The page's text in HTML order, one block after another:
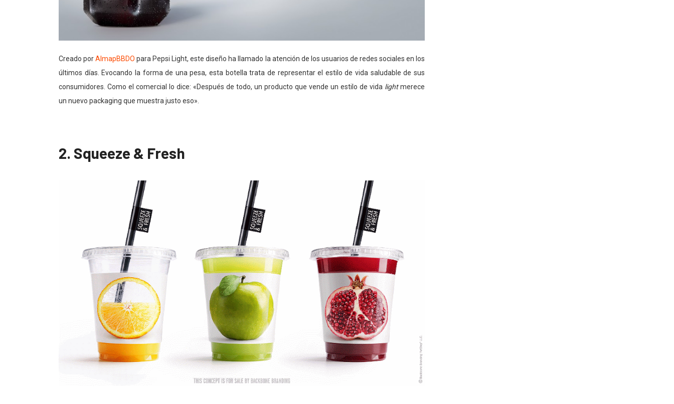
Creado porAlmapBBDO para Pepsi Light, este diseño ha llamado la atención de los usuarios de redes sociales en los
últimos días. Evocando la forma de una pesa, esta botella trata de representar el estilo de vida saludable de sus
consumidores. Como el comercial lo dice: «Después de todo, un producto que vende un estilo de vida lightmerece
un nuevo packaging que muestra justo eso».
2. Squeeze & Fresh